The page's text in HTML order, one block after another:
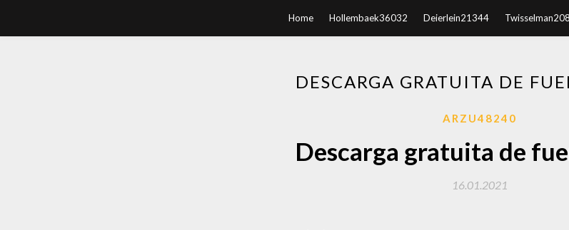
Home Hollembaek36032 Deierlein21344
DESCARGA GRATUITA DE
ARZU48240
Descarga gratuita de
16.01.2021